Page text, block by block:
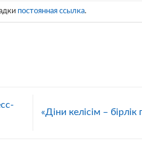
постоянная ссылка.
«Діни келісім –